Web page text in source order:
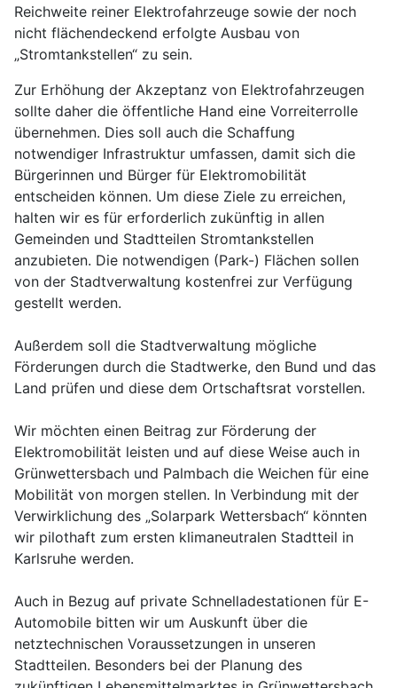
Reichweite reiner Elektrofahrzeuge sowie der noch
nicht flächendeckend erfolgte Ausbau von
„Stromtankstellen“ zu sein.
Zur Erhöhung der Akzeptanz von Elektrofahrzeugen
sollte daher die öffentliche Hand eine Vorreiterrolle
übernehmen. Dies soll auch die Schaffung
notwendiger Infrastruktur umfassen, damit sich die
Bürgerinnen und Bürger für Elektromobilität
entscheiden können. Um diese Ziele zu erreichen,
halten wir es für erforderlich zukünftig in allen
Gemeinden und Stadtteilen Stromtankstellen
anzubieten. Die notwendigen (Park-) Flächen sollen
von der Stadtverwaltung kostenfrei zur Verfügung
gestellt werden.
Außerdem soll die Stadtverwaltung mögliche
Förderungen durch die Stadtwerke, den Bund und das
Land prüfen und diese dem Ortschaftsrat vorstellen.
Wir möchten einen Beitrag zur Förderung der
Elektromobilität leisten und auf diese Weise auch in
Grünwettersbach und Palmbach die Weichen für eine
Mobilität von morgen stellen. In Verbindung mit der
Verwirklichung des „Solarpark Wettersbach“ könnten
wir pilothaft zum ersten klimaneutralen Stadtteil in
Karlsruhe werden.
Auch in Bezug auf private Schnelladestationen für E-
Automobile bitten wir um Auskunft über die
netztechnischen Voraussetzungen in unseren
Stadtteilen. Besonders bei der Planung des